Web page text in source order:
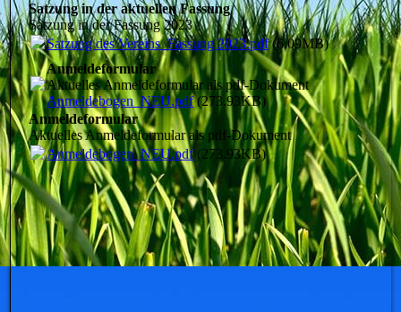
Satzung in der aktuellen Fassung
Satzung in der Fassung 2023
Satzung des Vereins_Fassung 2023.pdf(6.09MB)
Anmeldeformular
Aktuelles Anmeldeformular als pdf-Dokument
Anmeldebogen_NEU.pdf(273.93KB)
Anmeldeformular
Aktuelles Anmeldeformular als pdf-Dokument
Anmeldebogen_NEU.pdf(273.93KB)